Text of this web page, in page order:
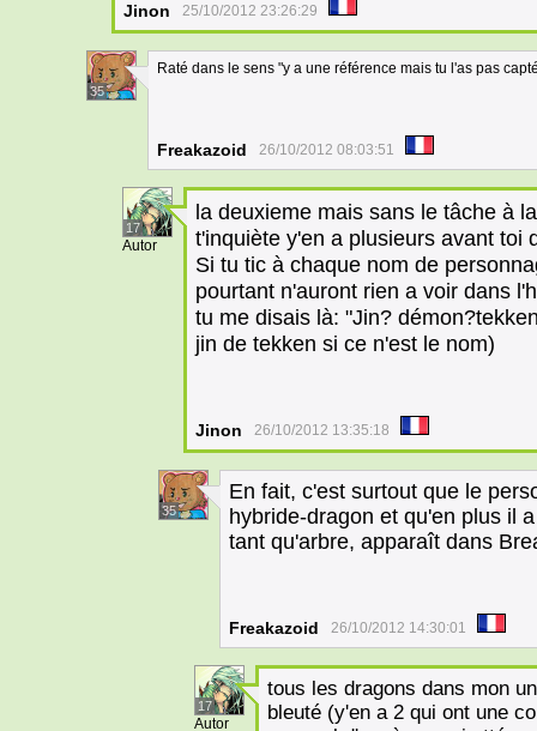
Jinon 25/10/2012 23:26:29
35
Raté dans le sens "y a une référence mais tu l'as pas
Freakazoid 26/10/2012 08:03:51
17
Autor
la deuxieme mais sans le tâche à
t'inquiète y'en a plusieurs avant
Si tu tic à chaque nom de
pourtant n'auront rien a voir dans
tu me disais là: "Jin?
jin de tekken si ce n'est le nom)
Jinon 26/10/2012 13:35:18
35
En fait, c'est surtout que le
hybride-dragon et qu'en plus il
tant qu'arbre, apparaît dans
Freakazoid 26/10/2012 14:30:01
17
Autor
tous les dragons dans mon
bleuté (y'en a 2 qui ont une